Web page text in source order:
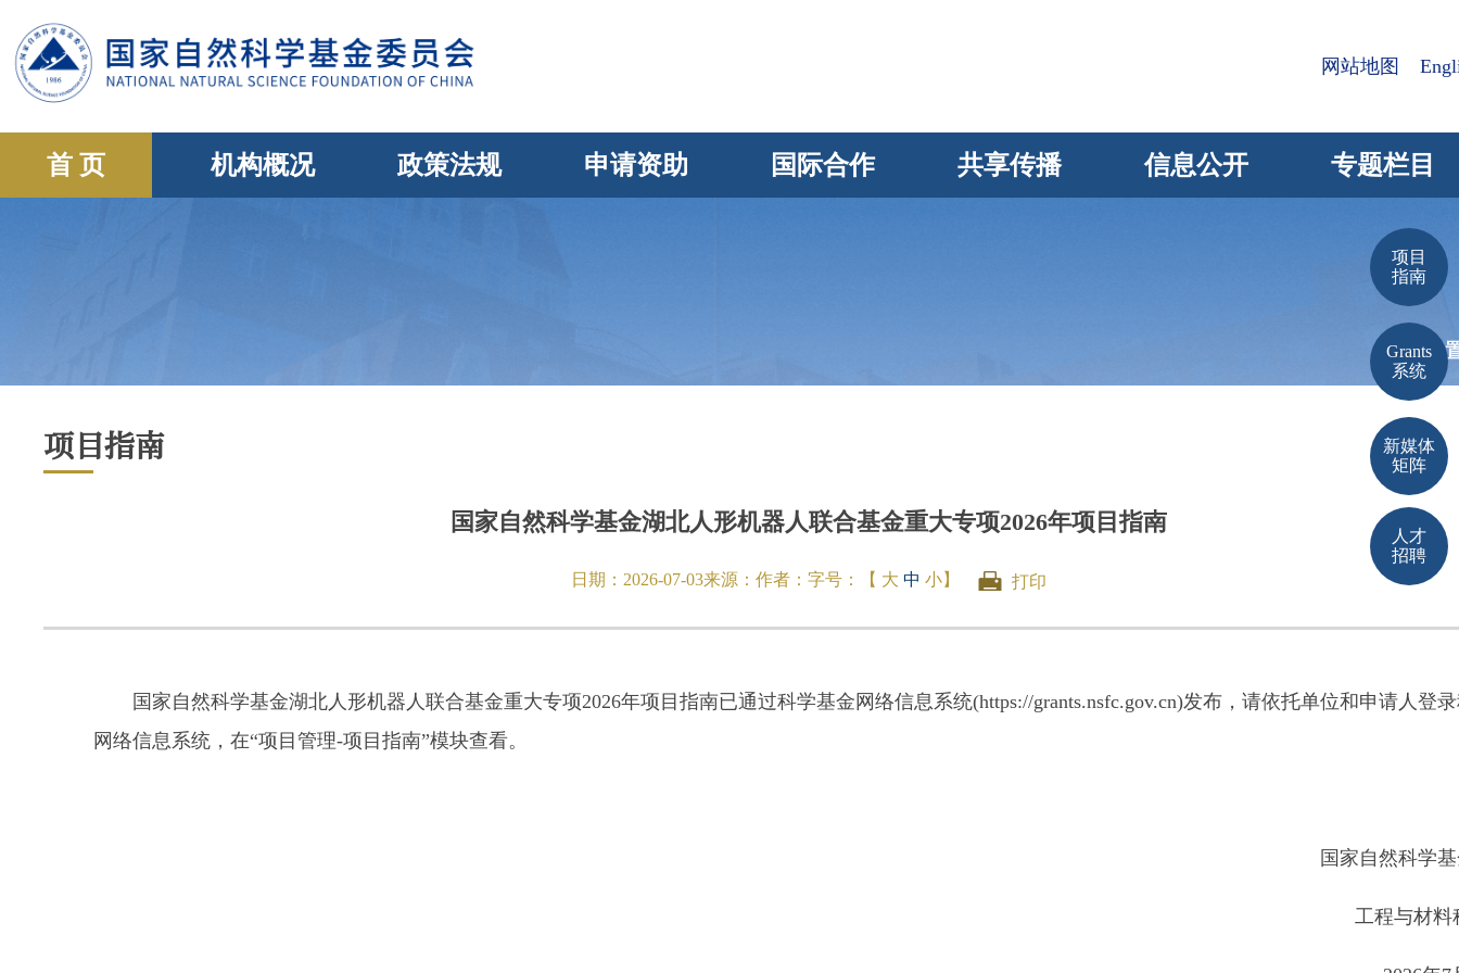
网站地图
首 页 机构概况 政策法规 申请资助 国际合作 共享传播 信息公开 专题栏目
当前位
项目指南
国家自然科学基金湖北人形机器人联合基金重大专项2026年项目指南
日期： 2026-07-03来源： 作者： 字号：【 大 中 小】 打印
国家自然科学基金湖北人形机器人联合基金重大专项2026年项目指南已通过科学基金网络信息系统(https://grants.nsfc.gov.cn)发布，请依托单位和申请人登
网络信息系统，在“项目管理-项目指南”模块查看。
国家自然科学
工程与材料
项目
指南
Grants
系统
新媒体
矩阵
人才
招聘